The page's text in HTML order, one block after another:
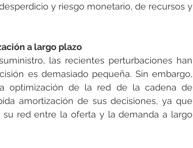
y riesgo monetario, de recursos y
a largo plazo
las recientes perturbaciones han
es demasiado pequeña. Sin embargo,
optimización de la red de la cadena de
amortización de sus decisiones, ya que
red entre la oferta y la demanda a largo